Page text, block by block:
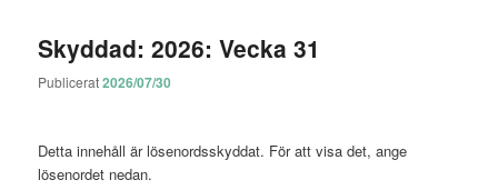
Skyddad: 2026: Vecka 31
Publicerat2026/07/30
Detta innehåll är lösenordsskyddat. För att visa det, ange
lösenordet nedan.